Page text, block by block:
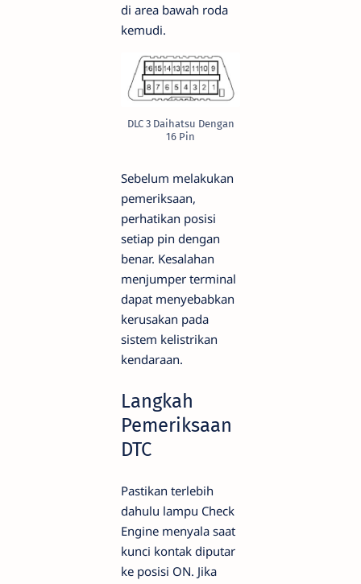
di area bawah roda
kemudi.
DLC 3 Daihatsu Dengan
16 Pin
Sebelum melakukan
pemeriksaan,
perhatikan posisi
setiap pin dengan
benar. Kesalahan
menjumper terminal
dapat menyebabkan
kerusakan pada
sistem kelistrikan
kendaraan.
Langkah
Pemeriksaan
DTC
Pastikan terlebih
dahulu lampu Check
Engine menyala saat
kunci kontak diputar
ke posisi ON. Jika